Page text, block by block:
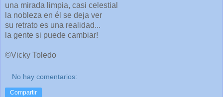
una mirada limpia, casi celestial
la nobleza en él se deja ver
su retrato es una realidad...
la gente si puede cambiar!
©Vicky Toledo
No hay comentarios:
Compartir